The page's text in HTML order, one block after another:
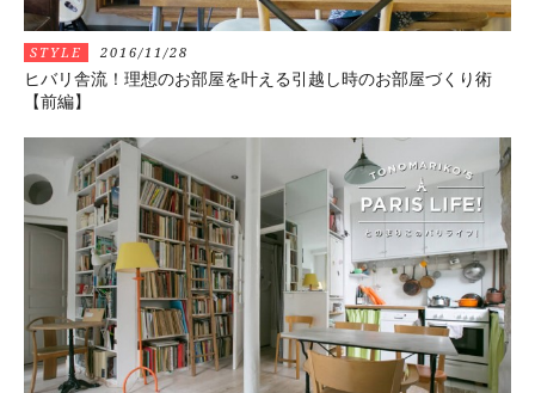
STYLE 2016/11/28
ヒバリ舎流！理想のお部屋を叶える引越し時のお部屋づくり術
【前編】